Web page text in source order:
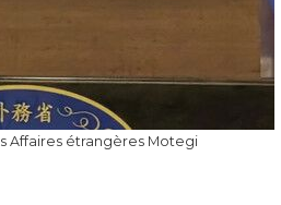
Affaires étrangères Motegi